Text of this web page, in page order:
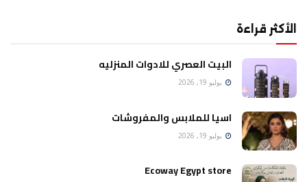
الأكثر قراءة
البيت العصري للادوات المنزليه
يوليو 19, 2026
اسيا للملابس والمفروشات
يوليو 19, 2026
Ecoway Egypt store